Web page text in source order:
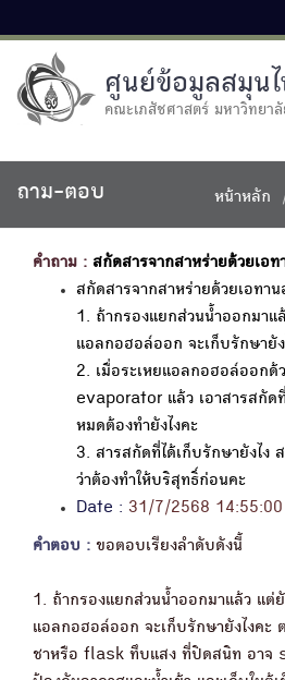
ศูนย์ข้อมูลสมุน
คณะเภสัชศาสตร์ มหาวิทยา
ถาม-ตอบ หน้าหลัก
คำถาม : สกัดสารจากสาหร่ายด้วยเอท
สกัดสารจากสาหร่ายด้วยเอทาน
1. ถ้ากรองแยกส่วนน้ำออกมาแ
แอลกอฮอล์ออก จะเก็บรักษายัง
2. เมื่อระเหยแอลกอฮอล์ออกด้
evaporator แล้ว เอาสารสกัด
หมดต้องทำยังไงคะ
3. สารสกัดที่ได้เก็บรักษายังไง
ว่าต้องทำให้บริสุทธิ์ก่อนคะ
Date : 31/7/2568 14:55:00
คำตอบ : ขอตอบเรียงลำดับดังนี้
1. ถ้ากรองแยกส่วนน้ำออกมาแล้ว แต่ยั
แอลกอฮอล์ออก จะเก็บรักษายังไงคะ
ชาหรือ flask ทึบแสง ที่ปิดสนิท อาจ